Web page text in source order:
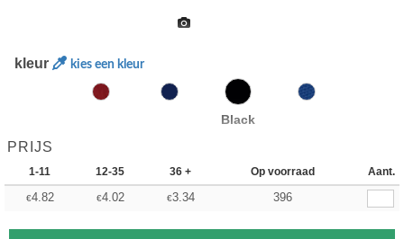
kleur kies een kleur
Black
PRIJS
1-11 12-35 36 + Op voorraad Aant.
€4.82 €4.02 €3.34 396